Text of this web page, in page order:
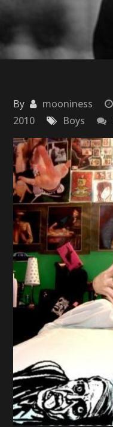
By mooniness
2010
Boys